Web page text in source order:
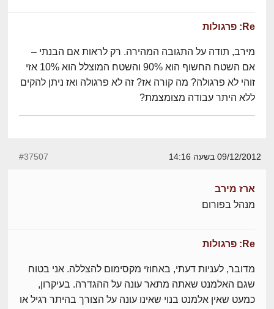
Re: פרגולות
מירב, תודה על התגובה המהירה. רק לראות אם הבנתי –
אם השטח החשוף הוא 90% והשטח המוצלל הוא 10% אזי
זוהי לא פרגולה? מה קורה אז? זה לא פרגולה ואז ניתן להקים
ללא היתר עבודה מצומצמת?
09/12/2012 בשעה 14:16 #37507
ארז מירב
מנהל בפורום
Re: פרגולות
מדובר, לעניות דעתי, באחוזי מקסימום להצללה. אני בטוח
שגם האלמנט שאתה מתאר עונה על ההגדרה. בעיקרון,
כמעט שאין אלמנט בנוי שאינו עונה על הצורך בהיתר רגיל או